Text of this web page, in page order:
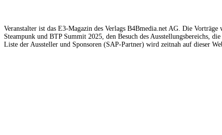
Veranstalter ist das E3-Magazin des Verlags B4Bmedia.net AG. Die
Steampunk und BTP Summit 2025, den Besuch des Ausstellungsbereichs,
Liste der Aussteller und Sponsoren (SAP-Partner) wird zeitnah auf dieser